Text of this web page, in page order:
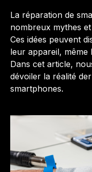
La réparation de
nombreux mythes
Ces idées peuvent
leur appareil, même
Dans cet article,
dévoiler la réalité
smartphones.